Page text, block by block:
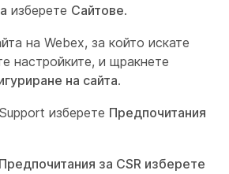
изберете Сайтове.
на Webex, за който искате
настройките, и щракнете
на сайта.
изберете Предпочитания
за CSR изберете